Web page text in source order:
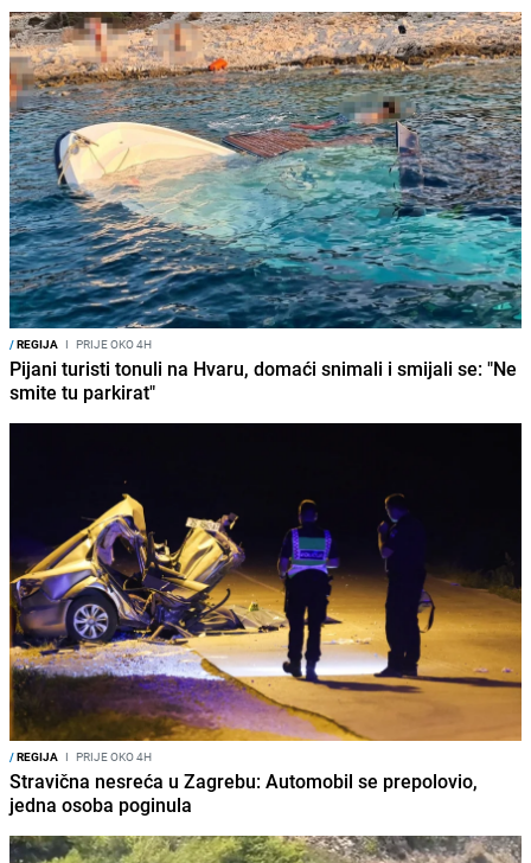
/REGIJA I PRIJE OKO 4H
Pijani turisti tonuli na Hvaru, domaći snimali i smijali se: "Ne
smite tu parkirat"
/REGIJA I PRIJE OKO 4H
Stravična nesreća u Zagrebu: Automobil se prepolovio,
jedna osoba poginula